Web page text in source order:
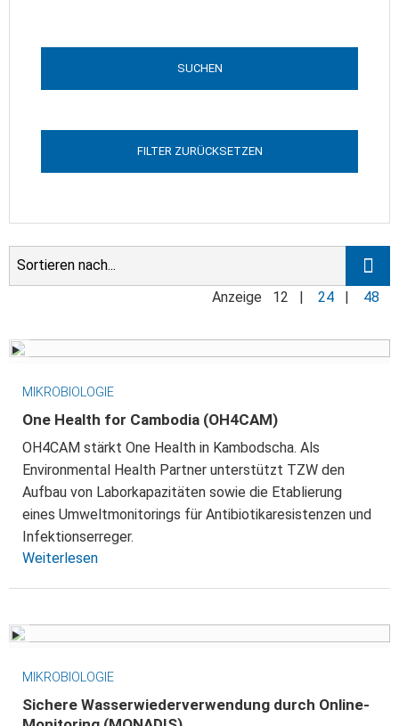
FILTER ZURÜCKSETZEN
Anzeige 12 | 24 | 48
MIKROBIOLOGIE
One Health for Cambodia (OH4CAM)
OH4CAM stärkt One Health in Kambodscha. Als
Environmental Health Partner unterstützt TZW den
Aufbau von Laborkapazitäten sowie die Etablierung
eines Umweltmonitorings für Antibiotikaresistenzen und
Infektionserreger.
Weiterlesen
MIKROBIOLOGIE
Sichere Wasserwiederverwendung durch Online-